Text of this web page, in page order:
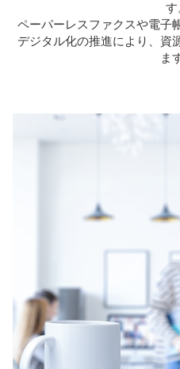
す
ペーパーレスファクスや電子
デジタル化の推進により、資
ま